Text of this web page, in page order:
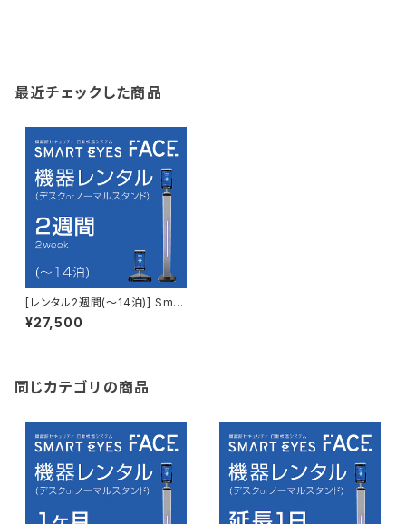
最近チェックした商品
[レンタル2週間(～14泊)] Smar
teyes FACE + ノーマルorデス
クスタンド
¥27,500
同じカテゴリの商品